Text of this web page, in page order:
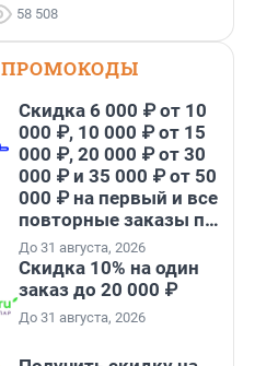
58 508
ПРОМОКОДЫ
Скидка 6 000 ₽ от 10
000 ₽, 10 000 ₽ от 15
000 ₽, 20 000 ₽ от 30
000 ₽ и 35 000 ₽ от 50
000 ₽ на первый и все
повторные заказы по
промокоду НАБЕРИ
До 31 августа, 2026
Скидка 10% на один
заказ до 20 000 ₽
До 31 августа, 2026